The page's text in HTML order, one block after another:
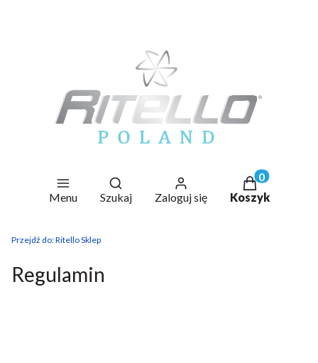
Menu
Otwórz wyszukiwarkę
Szukaj Zaloguj się
Produkty w
Koszyk
Przejdź do:Ritello Sklep
Regulamin